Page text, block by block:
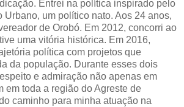
Entrei na política inspirado pelo
Urbano, um político nato. Aos 24 anos,
de Orobó. Em 2012, concorri ao
uma vitória histórica. Em 2016,
política com projetos que
da população. Durante esses dois
e admiração não apenas em
em toda a região do Agreste de
caminho para minha atuação na